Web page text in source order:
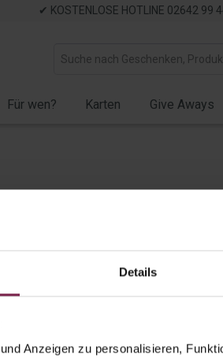
Details
Anzeigen zu personalisieren,
✔ KOSTENLOSE HOTLINE 02642 99
Für wen? Karten Give Aways